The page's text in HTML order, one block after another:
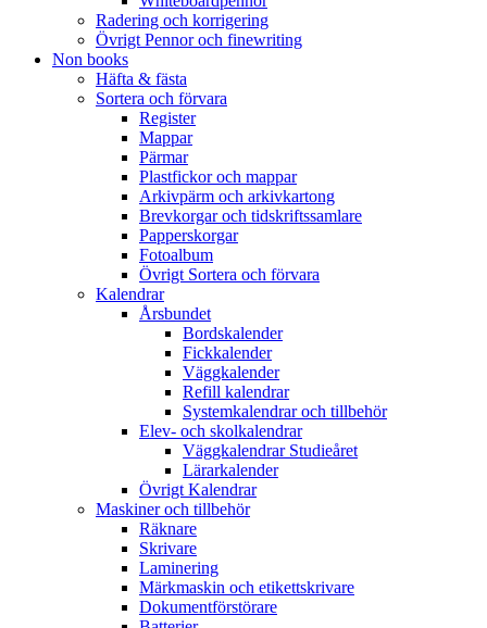
Radering och korrigering
Övrigt Pennor och finewriting
Non books
Häfta & fästa
Sortera och förvara
Register
Mappar
Pärmar
Plastfickor och mappar
Arkivpärm och arkivkartong
Brevkorgar och tidskriftssamlare
Papperskorgar
Fotoalbum
Övrigt Sortera och förvara
Kalendrar
Årsbundet
Bordskalender
Fickkalender
Väggkalender
Refill kalendrar
Systemkalendrar och tillbehör
Elev- och skolkalendrar
Väggkalendrar Studieåret
Lärarkalender
Övrigt Kalendrar
Maskiner och tillbehör
Räknare
Skrivare
Laminering
Märkmaskin och etikettskrivare
Dokumentförstörare